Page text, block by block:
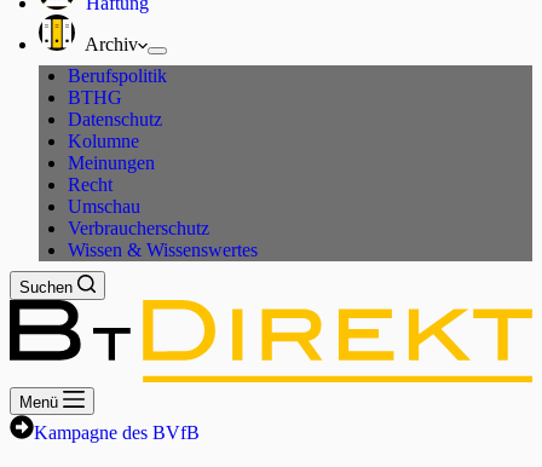
Archiv
Berufspolitik
BTHG
Datenschutz
Kolumne
Meinungen
Recht
Umschau
Verbraucherschutz
Wissen & Wissenswertes
Suchen
Menü
Kampagne des BVfB